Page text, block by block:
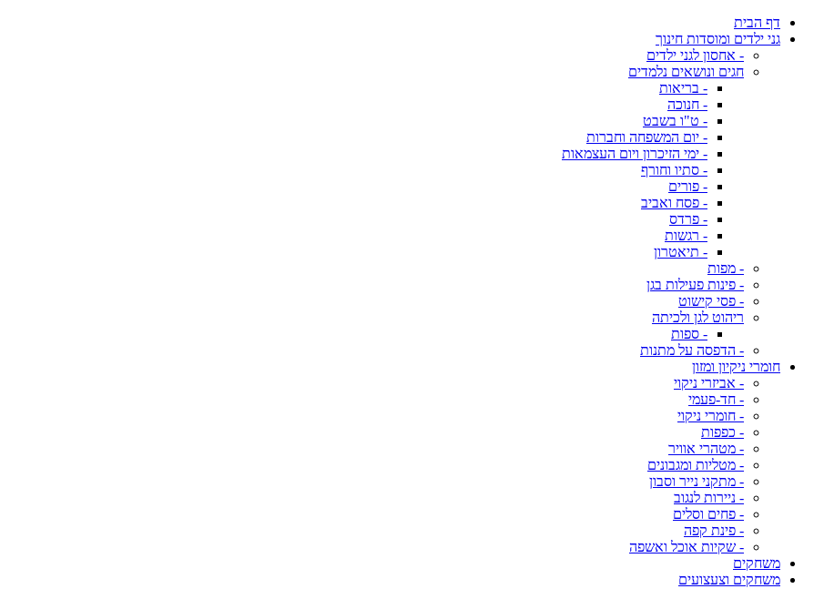
דף הבית
גני ילדים ומוסדות חינוך
- אחסון לגני ילדים
חגים ונושאים נלמדים
- בריאות
- חנוכה
- ט"ו בשבט
- יום המשפחה וחברות
- ימי הזיכרון ויום העצמאות
- סתיו וחורף
- פורים
- פסח ואביב
- פרדס
- רגשות
- תיאטרון
- מפות
- פינות פעילות בגן
- פסי קישוט
ריהוט לגן ולכיתה
- ספות
- הדפסה על מתנות
חומרי ניקיון ומזון
- אביזרי ניקוי
- חד-פעמי
- חומרי ניקוי
- כפפות
- מטהרי אוויר
- מטליות ומגבונים
- מתקני נייר וסבון
- ניירות לנגוב
- פחים וסלים
- פינת קפה
- שקיות אוכל ואשפה
משחקים
משחקים וצעצועים